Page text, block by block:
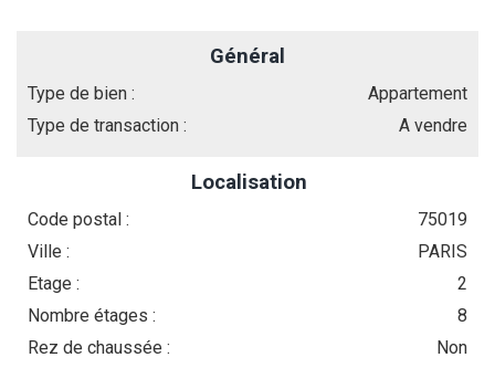
Général
Type de bien :
Appartement
Type de transaction :
A vendre
Localisation
Code postal :
75019
Ville :
PARIS
Etage :
2
Nombre étages :
8
Rez de chaussée :
Non